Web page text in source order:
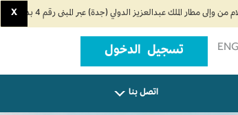
X
تسجيل الدخول
اتصل بنا